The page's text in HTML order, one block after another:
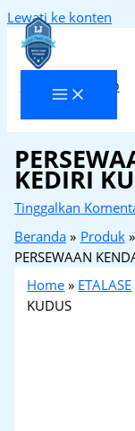
Lewati ke konten
Laja Transindo
KEDIRI
Tinggalkan
Beranda
Produk
PERSEWAAN
Home » ETALASE
KUDUS